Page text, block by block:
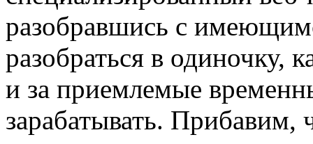
разобравшись с
разобраться в одиночку,
и за приемлемые
зарабатывать. Прибавим,